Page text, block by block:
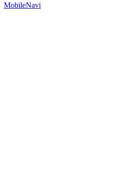
MobileNavi